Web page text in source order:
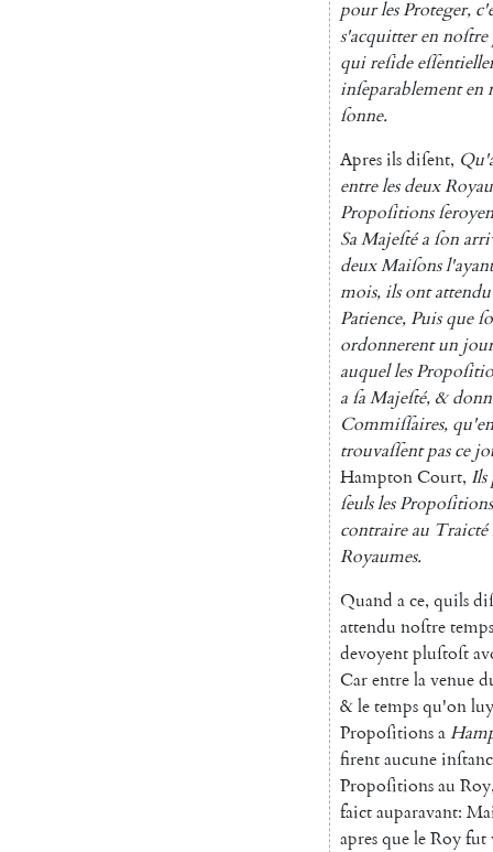
pourles Proteger,
s'acquitter ennoſtre
quireſide
inſeparablement en
ſonne.
Apresilsdiſent,
entreles deux
Propoſitions
SaMajeſté a ſon
deuxMaiſonsl'ayant
mois,ils ont attendu
Patience, Puis que
ordonnerent un jour
auquelles Propoſi
a ſaMajeſté,&
Commiſſaires, qu'en
trouvaſſent pas ce
HamptonCourt, Ils
ſeulsles Propoſitions
contraire au Traicté
Royaumes.
Quand ace, quils
attendu noſtretemps
devoyentpluſtoſt
Carentrelavenue
&letempsqu'onluy
Propoſitionsa
firentaucune
Propoſitionsau Roy
faictauparavant:
apresqueleRoyfut